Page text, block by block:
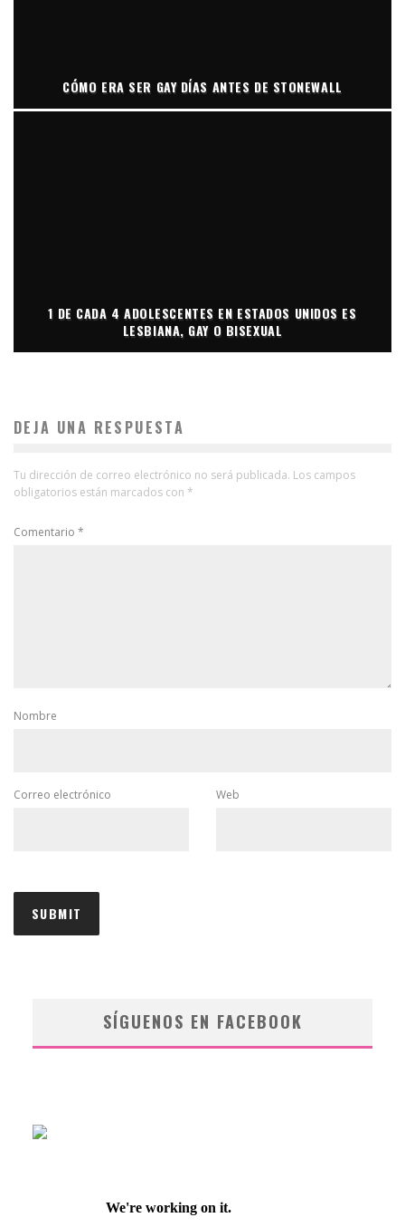
CÓMO ERA SER GAY DÍAS ANTES DE STONEWALL
1 DE CADA 4 ADOLESCENTES EN ESTADOS UNIDOS ES
LESBIANA, GAY O BISEXUAL
DEJA UNA RESPUESTA
Tu dirección de correo electrónico no será publicada. Los campos
obligatorios están marcados con *
Comentario *
Nombre
Correo electrónico Web
SÍGUENOS EN FACEBOOK